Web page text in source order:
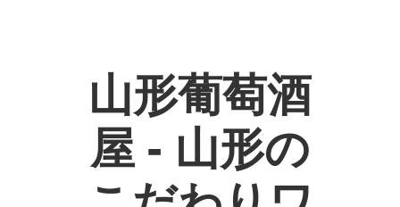
山形葡萄酒
屋 - 山形の